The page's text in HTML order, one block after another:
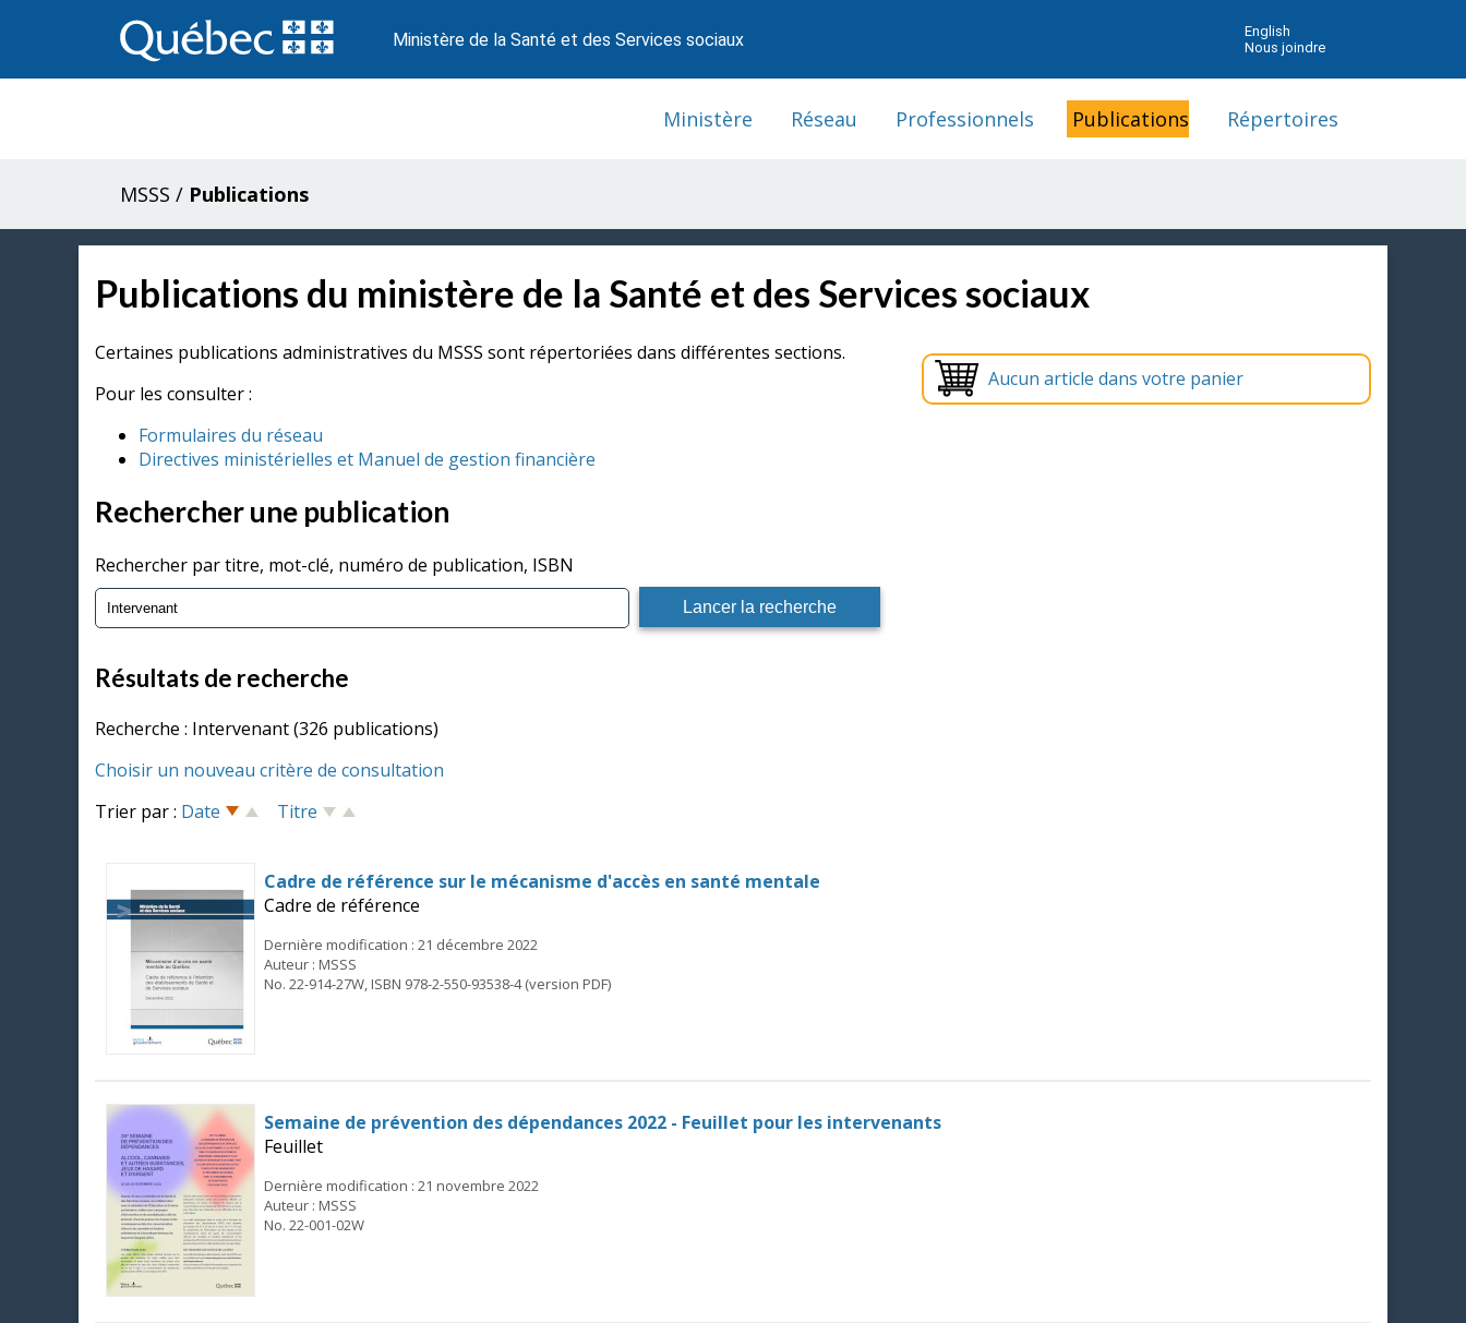
au
contenu
Ministère de la Santé et des Services sociaux
English
Nous joindre
Ministère Réseau Professionnels Publications Répertoires
MSSS / Publications
Publications du ministère de la Santé et des Services sociaux
Aucun article dans votre panier
Certaines publications administratives du MSSS sont répertoriées dans différentes sections.
Pour les consulter :
Formulaires du réseau
Directives ministérielles et Manuel de gestion financière
Rechercher une publication
Rechercher par titre, mot-clé, numéro de publication, ISBN
Résultats de recherche
Recherche : Intervenant (326 publications)
Choisir un nouveau critère de consultation
Trier par : Date Titre
Cadre de référence sur le mécanisme d'accès en santé mentale
Cadre de référence
Dernière modification : 21 décembre 2022
Auteur : MSSS
No. 22-914-27W, ISBN 978-2-550-93538-4 (version PDF)
Semaine de prévention des dépendances 2022 - Feuillet pour les intervenants
Feuillet
Dernière modification : 21 novembre 2022
Auteur : MSSS
No. 22-001-02W